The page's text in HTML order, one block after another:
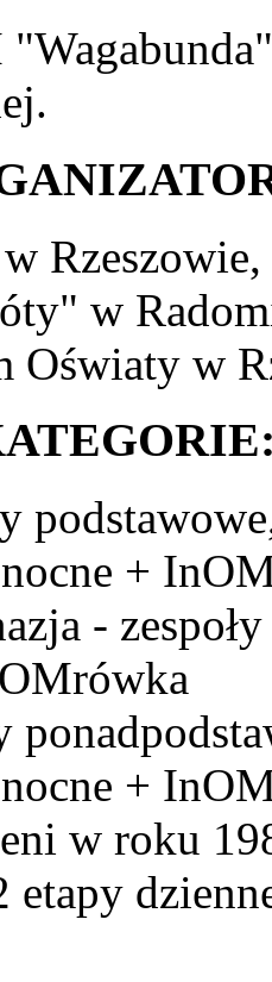
Rzeszowie,
w
Oświaty w
+
-
+
w roku
etapy